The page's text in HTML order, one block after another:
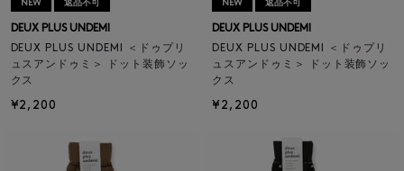
NEW 返品不可
DEUX PLUS UNDEMI
DEUX PLUS UNDEMI ＜ドゥプリ
ュスアンドゥミ＞ ドット装飾ソッ
クス
¥2,200
NEW 返品不可
DEUX PLUS UNDEMI
DEUX PLUS UNDEMI ＜ドゥプリ
ュスアンドゥミ＞ ドット装飾ソッ
クス
¥2,200